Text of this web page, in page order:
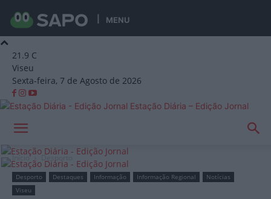
MENU
21.9 C
Viseu
Sexta-feira, 7 de Agosto de 2026
Estação Diária – Edição Jornal
Início Desporto
Desporto Destaques Informação Informação Regional
Notícias
Viseu